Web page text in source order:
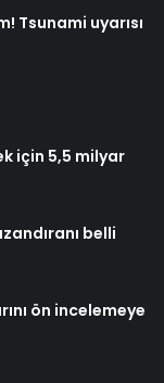
Tsunami uyarısı
için 5,5 milyar
belli
ön incelemeye